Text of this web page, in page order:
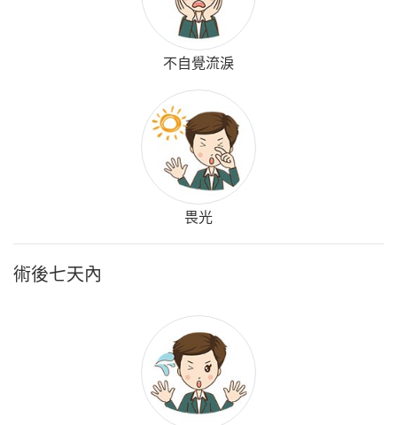
不自覺流淚
畏光
術後七天內